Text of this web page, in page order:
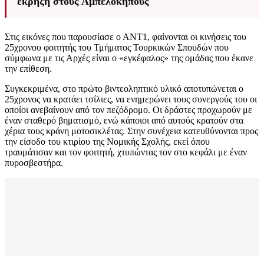
Στις εικόνες που παρουσίασε ο ΑΝΤ1, φαίνονται οι κινήσεις του
25χρονου φοιτητής του Τμήματος Τουρκικών Σπουδών που
σύμφωνα με τις Αρχές είναι ο «εγκέφαλος» της ομάδας που έκανε
την επίθεση.
Συγκεκριμένα, στο πρώτο βιντεοληπτικό υλικό αποτυπώνεται ο
25χρονος να κρατάει τσίλιες, να ενημερώνει τους συνεργούς του οι
οποίοι ανεβαίνουν από τον πεζόδρομο. Οι δράστες προχωρούν με
έναν σταθερό βηματισμό, ενώ κάποιοι από αυτούς κρατούν στα
χέρια τους κράνη μοτοσικλέτας. Στην συνέχεια κατευθύνονται προς
την είσοδο του κτιρίου της Νομικής Σχολής, εκεί όπου
τραυμάτισαν και τον φοιτητή, χτυπώντας τον στο κεφάλι με έναν
πυροσβεστήρα.